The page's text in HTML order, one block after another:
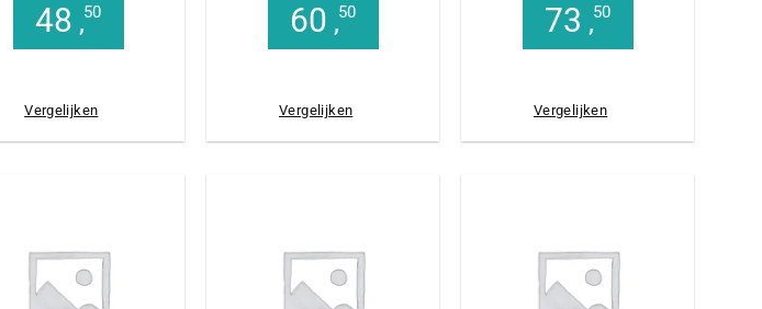
48 ,50
Vergelijken
60 ,50
Vergelijken
73 ,50
Vergelijken